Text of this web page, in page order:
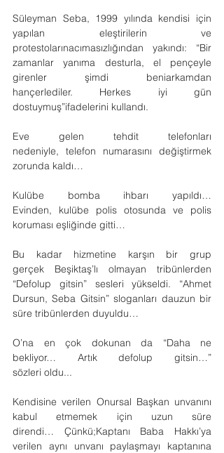
Süleyman Seba, 1999 yılında kendisi için
yapılan eleştirilerin ve
protestolarınacımasızlığından yakındı: “Bir
zamanlar yanıma desturla, el pençeyle
girenler şimdi beniarkamdan
hançerlediler. Herkes iyi gün
dostuymuş”ifadelerini kullandı.
Eve gelen tehdit telefonları
nedeniyle, telefon numarasını değiştirmek
zorunda kaldı…
Kulübe bomba ihbarı yapıldı…
Evinden, kulübe polis otosunda ve polis
koruması eşliğinde gitti…
Bu kadar hizmetine karşın bir grup
gerçek Beşiktaş’lı olmayan tribünlerden
“Defolup gitsin” sesleri yükseldi. “Ahmet
Dursun, Seba Gitsin” sloganları dauzun bir
süre tribünlerden duyuldu…
O’na en çok dokunan da “Daha ne
bekliyor… Artık defolup gitsin…”
sözleri oldu...
Kendisine verilen Onursal Başkan unvanını
kabul etmemek için uzun süre
direndi… Çünkü;Kaptanı Baba Hakkı’ya
verilen aynı unvanı paylaşmayı kaptanına